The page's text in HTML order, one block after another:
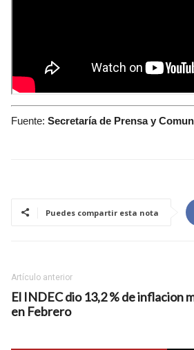
Fuente: Secretaría de Prensa y
Puedes compartir esta nota
Artículo anterior
El INDEC dio 13,2 % de inflacion
en Febrero